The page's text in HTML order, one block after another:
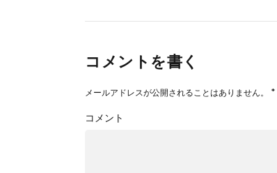
コメントを書く
メールアドレスが公開されることはありません。 *
コメント